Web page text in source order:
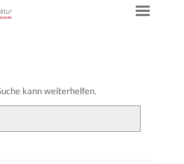
kann weiterhelfen.